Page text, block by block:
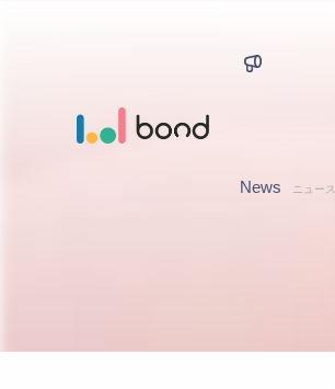
News ニュース